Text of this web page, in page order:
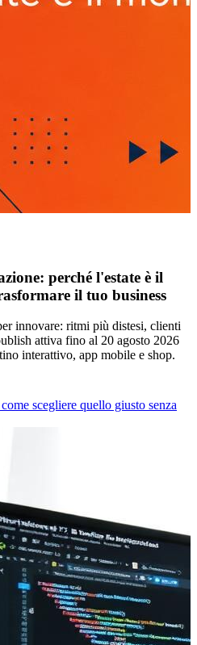
perché l'estate è il
il tuo business
innovare: ritmi più distesi, clienti
attiva fino al 20 agosto 2026
interattivo, app mobile e shop.
scegliere quello giusto senza